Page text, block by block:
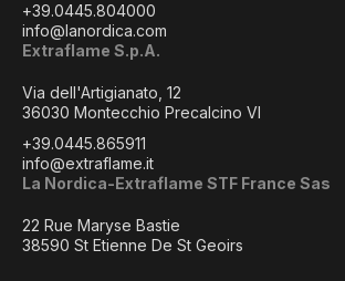
+39.0445.804000
info@lanordica.com
Extraflame S.p.A.
Via dell'Artigianato, 12
36030 Montecchio Precalcino VI
+39.0445.865911
info@extraflame.it
La Nordica-Extraflame STF France Sas
22 Rue Maryse Bastie
38590 St Etienne De St Geoirs